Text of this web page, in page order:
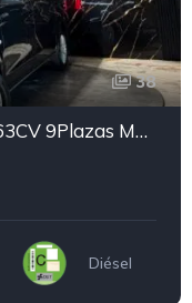
38
MERCEDES-BENZ Vito 220d 163CV 9Plazas Motor mercedes con cadena irrompible
Diésel